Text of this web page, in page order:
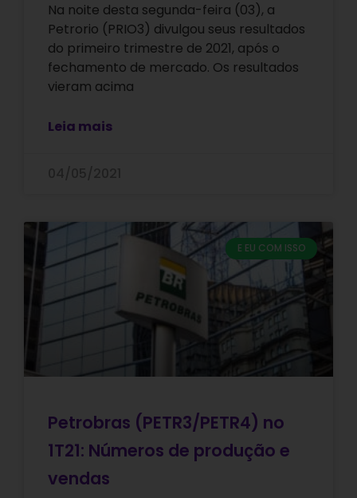
Na noite desta segunda-feira (03), a
Petrorio (PRIO3) divulgou seus resultados
do primeiro trimestre de 2021, após o
fechamento de mercado. Os resultados
vieram acima
Leia mais
E EU COM ISSO
Petrobras (PETR3/PETR4) no
1T21: Números de produção e
vendas